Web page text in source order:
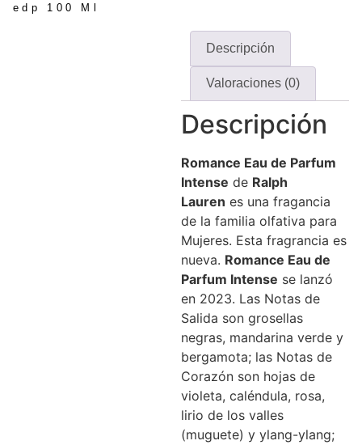
edp 100 Ml
Descripción
Valoraciones (0)
Descripción
Romance Eau de Parfum
Intense de Ralph
Lauren es una fragancia
de la familia olfativa para
Mujeres. Esta fragrancia es
nueva. Romance Eau de
Parfum Intense se lanzó
en 2023. Las Notas de
Salida son grosellas
negras, mandarina verde y
bergamota; las Notas de
Corazón son hojas de
violeta, caléndula, rosa,
lirio de los valles
(muguete) y ylang-ylang;